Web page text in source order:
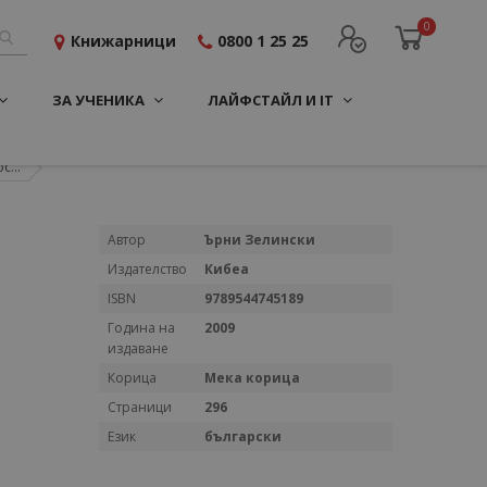
0
Книжарници 0800 1 25 25
ЗА УЧЕНИКА ЛАЙФСТАЙЛ И IT
Повече
Автор
Ърни Зелински
Издателство
Кибеа
ISBN
9789544745189
Година на
издаване
2009
Корица
Мека корица
Страници
296
Език
български